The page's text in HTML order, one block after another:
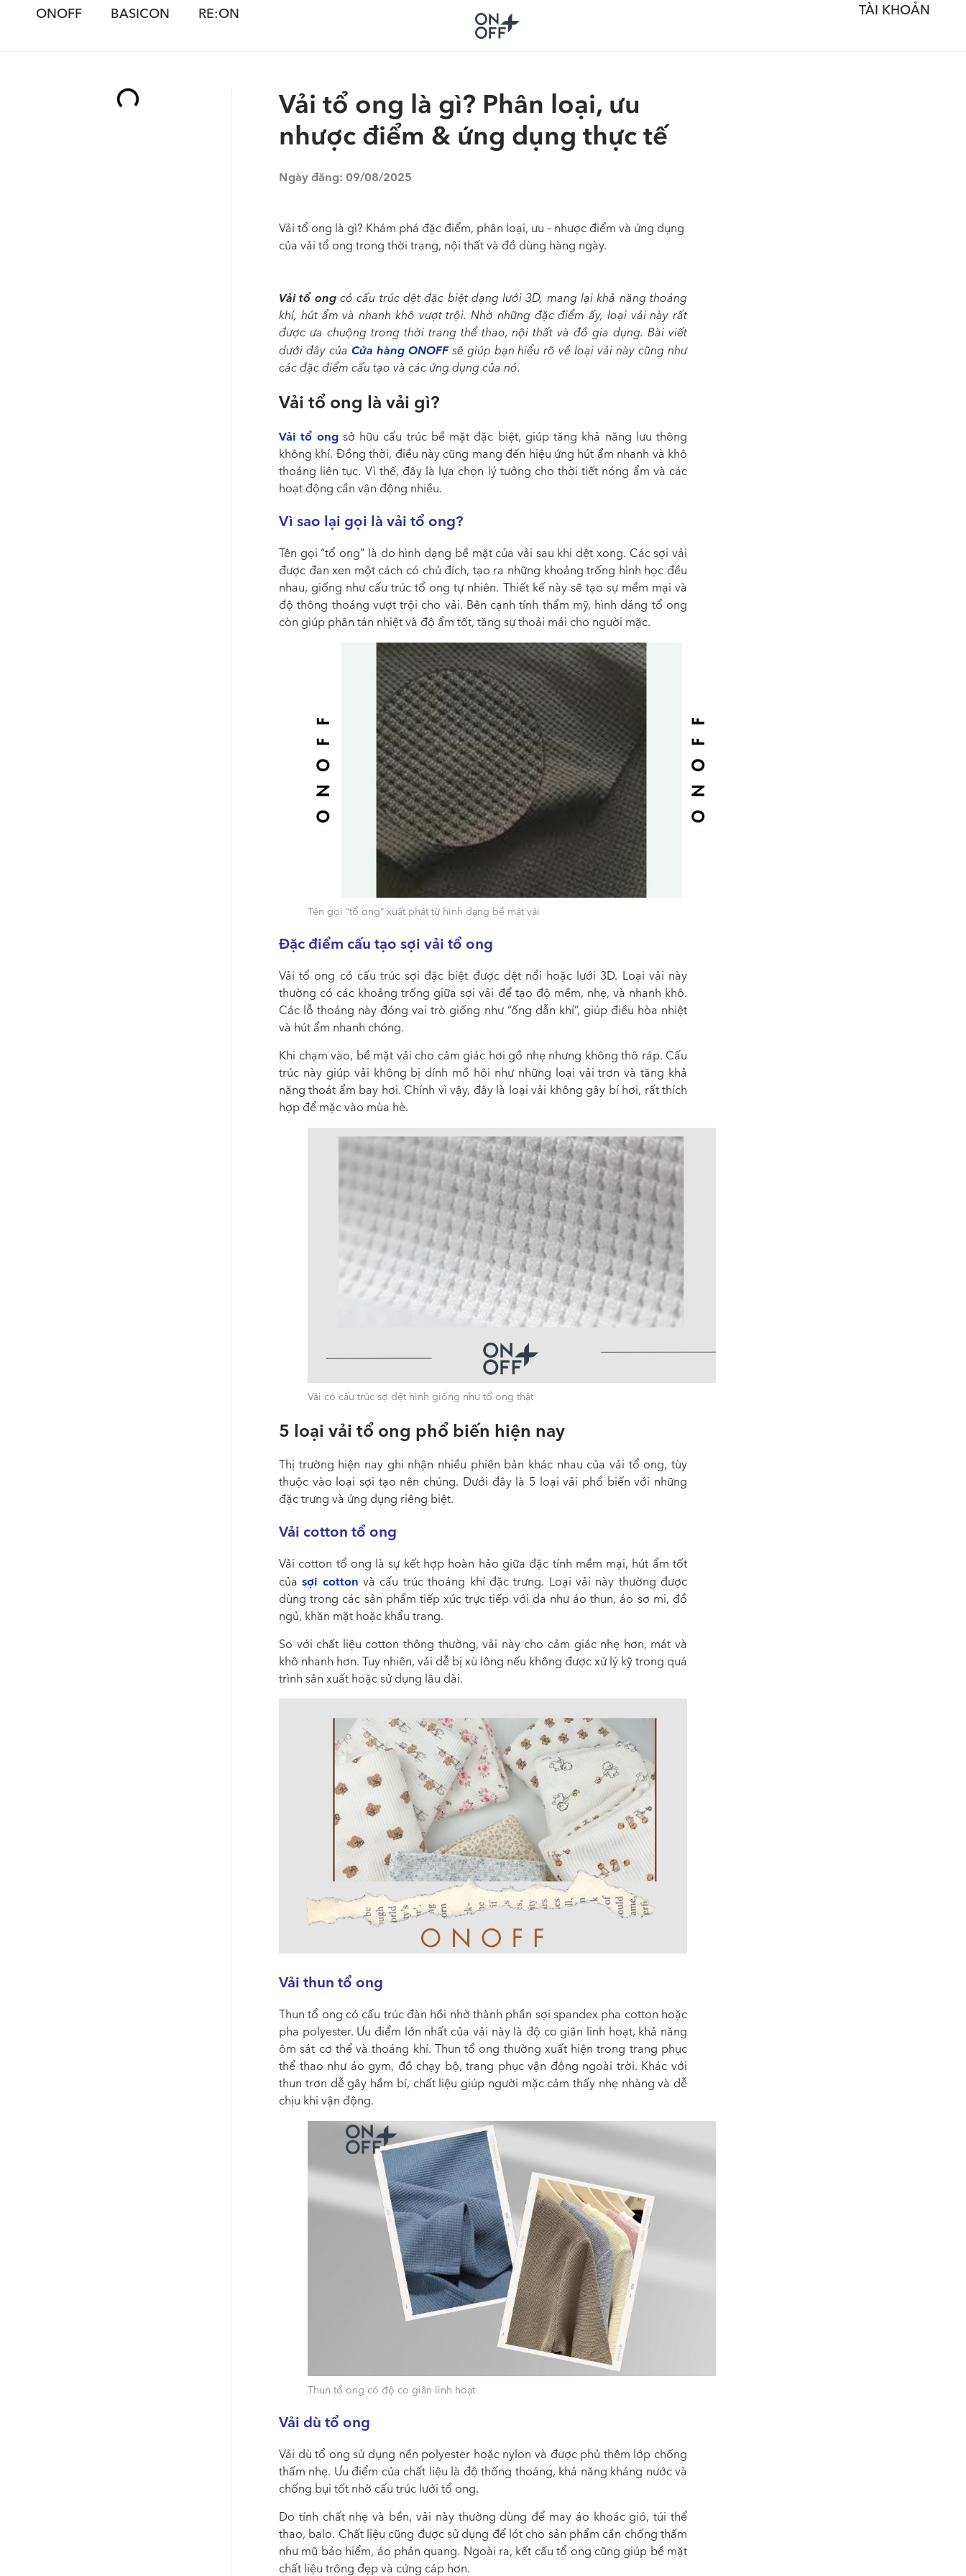
ONOFF BASICON RE:ON TÀI KHOẢN
Vải tổ ong là gì? Phân loại, ưu
nhược điểm & ứng dụng thực tế
Ngày đăng: 09/08/2025
Vải tổ ong là gì? Khám phá đặc điểm, phân loại, ưu – nhược điểm và ứng dụng
của vải tổ ong trong thời trang, nội thất và đồ dùng hàng ngày.
Vải tổ ongcó cấu trúc dệt đặc biệt dạng lưới 3D, mang lại khả năng thoáng
khí, hút ẩm và nhanh khô vượt trội. Nhờ những đặc điểm ấy, loại vải này rất
được ưa chuộng trong thời trang thể thao, nội thất và đồ gia dụng. Bài viết
dưới đây của Cửa hàng ONOFFsẽ giúp bạn hiểu rõ về loại vải này cũng như
các đặc điểm cấu tạo và các ứng dụng của nó.
Vải tổ ong là vải gì?
Vải tổ ongsở hữu cấu trúc bề mặt đặc biệt, giúp tăng khả năng lưu thông
không khí. Đồng thời, điều này cũng mang đến hiệu ứng hút ẩm nhanh và khô
thoáng liên tục. Vì thế, đây là lựa chọn lý tưởng cho thời tiết nóng ẩm và các
hoạt động cần vận động nhiều.
Vì sao lại gọi là vải tổ ong?
Tên gọi “tổ ong” là do hình dạng bề mặt của vải sau khi dệt xong. Các sợi vải
được đan xen một cách có chủ đích, tạo ra những khoảng trống hình học đều
nhau, giống như cấu trúc tổ ong tự nhiên. Thiết kế này sẽ tạo sự mềm mại và
độ thông thoáng vượt trội cho vải. Bên cạnh tính thẩm mỹ, hình dáng tổ ong
còn giúp phân tán nhiệt và độ ẩm tốt, tăng sự thoải mái cho người mặc.
Tên gọi “tổ ong” xuất phát từ hình dạng bề mặt vải
Đặc điểm cấu tạo sợi vải tổ ong
Vải tổ ong có cấu trúc sợi đặc biệt được dệt nổi hoặc lưới 3D. Loại vải này
thường có các khoảng trống giữa sợi vải để tạo độ mềm, nhẹ, và nhanh khô.
Các lỗ thoáng này đóng vai trò giống như “ống dẫn khí”, giúp điều hòa nhiệt
và hút ẩm nhanh chóng.
Khi chạm vào, bề mặt vải cho cảm giác hơi gồ nhẹ nhưng không thô ráp. Cấu
trúc này giúp vải không bị dính mồ hôi như những loại vải trơn và tăng khả
năng thoát ẩm bay hơi. Chính vì vậy, đây là loại vải không gây bí hơi, rất thích
hợp để mặc vào mùa hè.
Vải có cấu trúc sợ dệt hình giống như tổ ong thật
5 loại vải tổ ong phổ biến hiện nay
Thị trường hiện nay ghi nhận nhiều phiên bản khác nhau của vải tổ ong, tùy
thuộc vào loại sợi tạo nên chúng. Dưới đây là 5 loại vải phổ biến với những
đặc trưng và ứng dụng riêng biệt.
Vải cotton tổ ong
Vải cotton tổ ong là sự kết hợp hoàn hảo giữa đặc tính mềm mại, hút ẩm tốt
củasợi cotton và cấu trúc thoáng khí đặc trưng. Loại vải này thường được
dùng trong các sản phẩm tiếp xúc trực tiếp với da như áo thun, áo sơ mi, đồ
ngủ, khăn mặt hoặc khẩu trang.
So với chất liệu cotton thông thường, vải này cho cảm giác nhẹ hơn, mát và
khô nhanh hơn. Tuy nhiên, vải dễ bị xù lông nếu không được xử lý kỹ trong quá
trình sản xuất hoặc sử dụng lâu dài.
Vải thun tổ ong
Thun tổ ong có cấu trúc đàn hồi nhờ thành phần sợi spandex pha cotton hoặc
pha polyester. Ưu điểm lớn nhất của vải này là độ co giãn linh hoạt, khả năng
ôm sát cơ thể và thoáng khí. Thun tổ ong thường xuất hiện trong trang phục
thể thao như áo gym, đồ chạy bộ, trang phục vận động ngoài trời. Khác với
thun trơn dễ gây hầm bí, chất liệu giúp người mặc cảm thấy nhẹ nhàng và dễ
chịu khi vận động.
Thun tổ ong có độ co giãn linh hoạt
Vải dù tổ ong
Vải dù tổ ong sử dụng nền polyester hoặc nylon và được phủ thêm lớp chống
thấm nhẹ. Ưu điểm của chất liệu là độ thống thoáng, khả năng kháng nước và
chống bụi tốt nhờ cấu trúc lưới tổ ong.
Do tính chất nhẹ và bền, vải này thường dùng để may áo khoác gió, túi thể
thao, balo. Chất liệu cũng được sử dụng để lót cho sản phẩm cần chống thấm
như mũ bảo hiểm, áo phản quang. Ngoài ra, kết cấu tổ ong cũng giúp bề mặt
chất liệu trông đẹp và cứng cáp hơn.